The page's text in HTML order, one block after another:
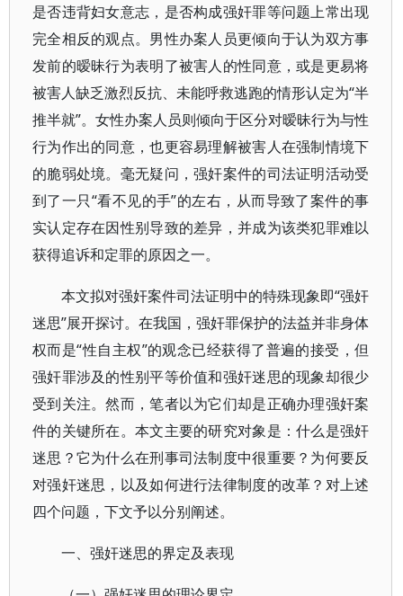
是否违背妇女意志，是否构成强奸罪等问题上常出现
完全相反的观点。男性办案人员更倾向于认为双方事
发前的暧昧行为表明了被害人的性同意，或是更易将
被害人缺乏激烈反抗、未能呼救逃跑的情形认定为“半
推半就”。女性办案人员则倾向于区分对暧昧行为与性
行为作出的同意，也更容易理解被害人在强制情境下
的脆弱处境。毫无疑问，强奸案件的司法证明活动受
到了一只“看不见的手”的左右，从而导致了案件的事
实认定存在因性别导致的差异，并成为该类犯罪难以
获得追诉和定罪的原因之一。
本文拟对强奸案件司法证明中的特殊现象即“强奸
迷思”展开探讨。在我国，强奸罪保护的法益并非身体
权而是“性自主权”的观念已经获得了普遍的接受，但
强奸罪涉及的性别平等价值和强奸迷思的现象却很少
受到关注。然而，笔者以为它们却是正确办理强奸案
件的关键所在。本文主要的研究对象是：什么是强奸
迷思？它为什么在刑事司法制度中很重要？为何要反
对强奸迷思，以及如何进行法律制度的改革？对上述
四个问题，下文予以分别阐述。
一、强奸迷思的界定及表现